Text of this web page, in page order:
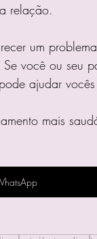
relação.
um
você ou seu
ajudar
mais